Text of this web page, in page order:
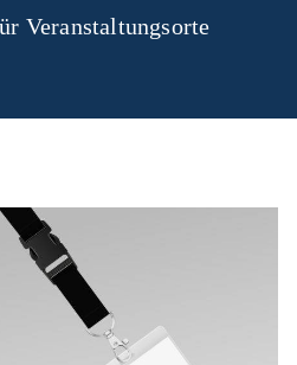
Veranstaltungsorte